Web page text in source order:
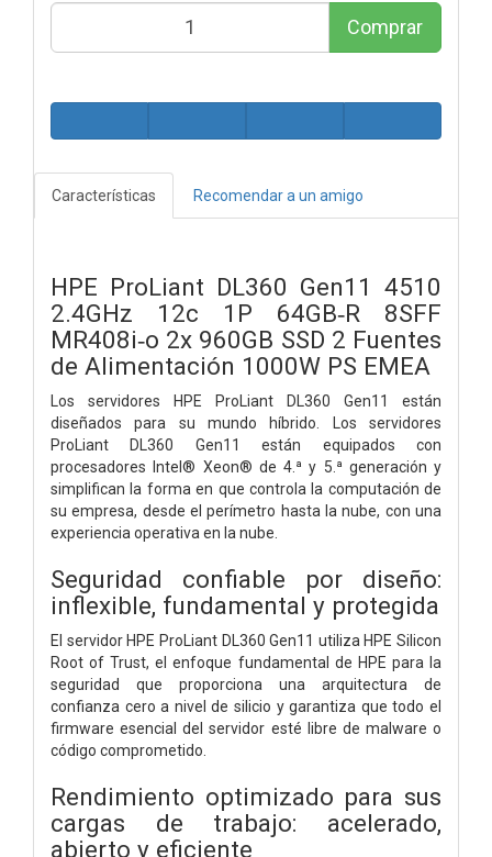
Comprar
Características Recomendar a un amigo
HPE ProLiant DL360 Gen11 4510
2.4GHz 12c 1P 64GB‑R 8SFF
MR408i‑o 2x 960GB SSD 2 Fuentes
de Alimentación 1000W PS EMEA
Los servidores HPE ProLiant DL360 Gen11 están
diseñados para su mundo híbrido. Los servidores
ProLiant DL360 Gen11 están equipados con
procesadores Intel® Xeon® de 4.ª y 5.ª generación y
simplifican la forma en que controla la computación de
su empresa, desde el perímetro hasta la nube, con una
experiencia operativa en la nube.
Seguridad confiable por diseño:
inflexible, fundamental y protegida
El servidor HPE ProLiant DL360 Gen11 utiliza HPE Silicon
Root of Trust, el enfoque fundamental de HPE para la
seguridad que proporciona una arquitectura de
confianza cero a nivel de silicio y garantiza que todo el
firmware esencial del servidor esté libre de malware o
código comprometido.
Rendimiento optimizado para sus
cargas de trabajo: acelerado,
abierto y eficiente